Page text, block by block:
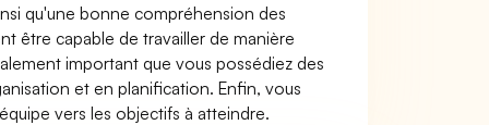
qu'une bonne compréhension des
être capable de travailler de manière
important que vous possédiez des
et en planification. Enfin, vous
vers les objectifs à atteindre.